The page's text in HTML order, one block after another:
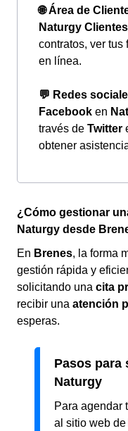
🌐 Área de
Naturgy Clientes
contratos, ver tus
en línea.
💬 Redes
Facebook en
través de Twitter
obtener
¿Cómo gestionar
Naturgy desde
En Brenes, la forma
gestión rápida y
solicitando una cita
recibir una atención
esperas.
Pasos para
Naturgy
Para agendar
al sitio web